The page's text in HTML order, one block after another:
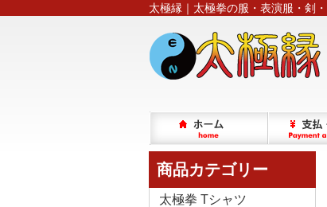
太極縁｜太極拳の服・表演服・剣
商品カテゴリー
太極拳 Tシャツ